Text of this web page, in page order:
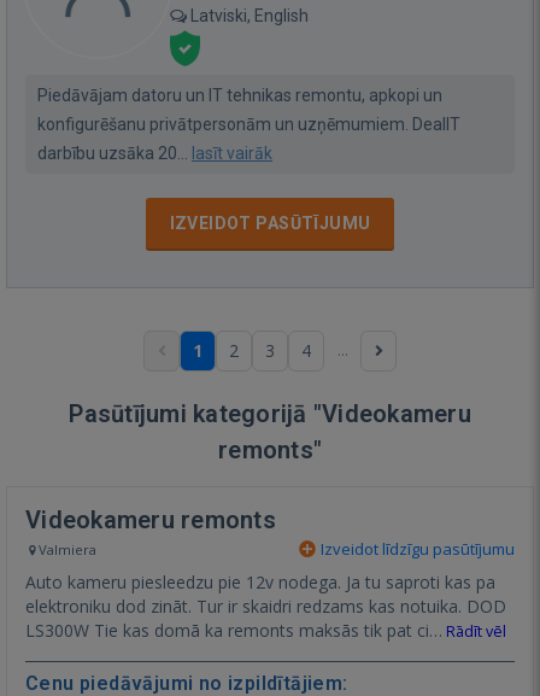
Latviski, English
Piedāvājam datoru un IT tehnikas remontu, apkopi un
konfigurēšanu privātpersonām un uzņēmumiem. DealIT
darbību uzsāka 20... lasīt vairāk
IZVEIDOT PASŪTĪJUMU
1 2 3 4 ...
Pasūtījumi kategorijā "Videokameru
remonts"
Videokameru remonts
Valmiera Izveidot līdzīgu pasūtījumu
Auto kameru piesleedzu pie 12v nodega. Ja tu saproti kas pa
elektroniku dod zināt. Tur ir skaidri redzams kas notuika. DOD
LS300W Tie kas domā ka remonts maksās tik pat ci… Rādīt vēl
Cenu piedāvājumi no izpildītājiem: